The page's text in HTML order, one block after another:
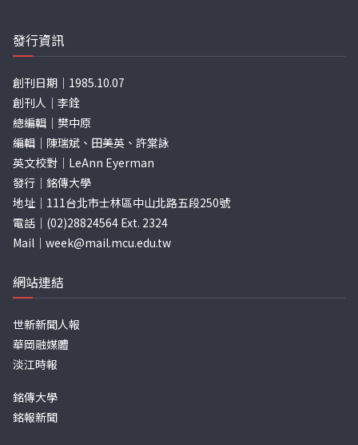
發行資訊
創刊日期｜1985.10.07
創刊人｜李銓
總編輯｜樊中原
編輯｜陳瑞斌、田美英、許棠詠
英文校對｜LeAnn Eyerman
發行｜銘傳大學
地址｜111台北市士林區中山北路五段250號
電話｜(02)28824564 Ext. 2324
Mail｜ week@mail.mcu.edu.tw
網站連結
世新新聞人報
華岡融媒體
淡江時報
銘傳大學
銘報新聞